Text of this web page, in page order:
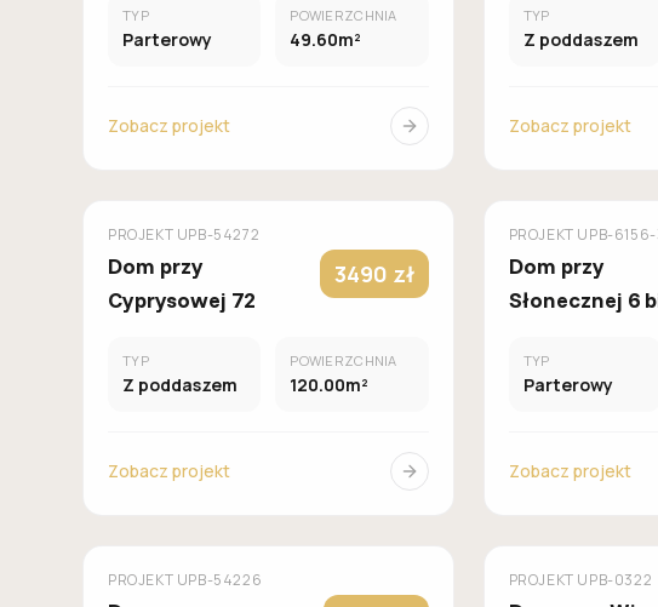
TYP
Parterowy
POWIERZCHNIA
49.60m²
Zobacz projekt
TYP
Z poddaszem
Zobacz projekt
GALERIA DOMÓW
PROJEKT UPB-54272
Dom przy
Cyprysowej 72
3490 zł
TYP
Z poddaszem
POWIERZCHNIA
120.00m²
Zobacz projekt
GALERIA DOMÓW
PROJEKT UPB-
Dom przy
Słonecznej 6
TYP
Parterowy
Zobacz projekt
GALERIA DOMÓW
PROJEKT UPB-54226 GALERIA DOMÓW
PROJEKT UPB-0322